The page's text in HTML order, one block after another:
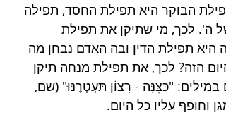
הבוקר היא תפילת החסד, תפילה
ה'. לכך, מי שתיקן את תפילת
תפילת הדין ובה האדם נבחן מה
הזה? לכך, את תפילת מנחה תיקן
"כַּצִּנָּה - רָצוֹן תַּעְטְרֶנּוּ" (שם,
וחופף עליו כל היום.